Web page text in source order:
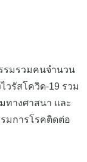
มรวมคนจำนวน
วรัสโควิด-19 รวม
ทางศาสนา และ
มการโรคติดต่อ